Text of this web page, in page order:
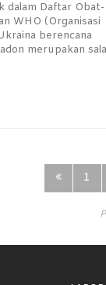
dalam Daftar Obat-
WHO (Organisasi
berencana
merupakan
1